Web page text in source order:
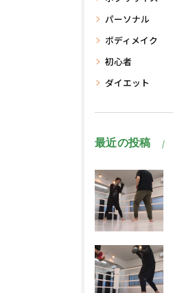
パーソナル
ボディメイク
初心者
ダイエット
最近の投稿